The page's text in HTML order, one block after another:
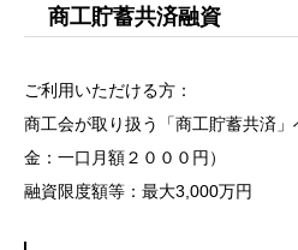
商工貯蓄共済融資
ご利用いただける方：
商工会が取り扱う「商工貯蓄共済
金：一口月額２０００円）
融資限度額等：最大3,000万円